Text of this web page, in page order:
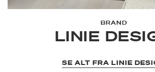
BRAND
LINIE
SE ALT FRA LINIE